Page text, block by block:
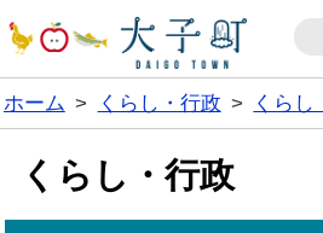
ホーム > くらし・行政 > くら
くらし・行政